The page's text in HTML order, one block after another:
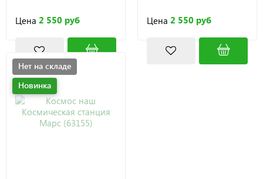
Цена 2 550 руб Цена 2 550 руб
Нет на складе
Новинка